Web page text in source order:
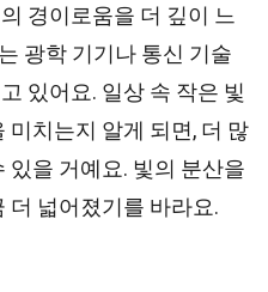
경이로움을 더 깊이 느
광학 기기나 통신 기술
있어요. 일상 속 작은 빛
미치는지 알게 되면, 더 많
있을 거예요. 빛의 분산을
더 넓어졌기를 바라요.